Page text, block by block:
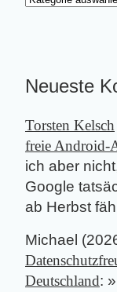
Neueste
Torsten Kelsch
freie Android-
ich aber
Google
ab Herbst
Michael (
Deutschland: »